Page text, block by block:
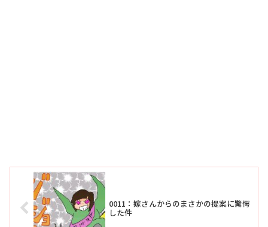
0011：嫁さんからのまさかの提案に驚愕
した件